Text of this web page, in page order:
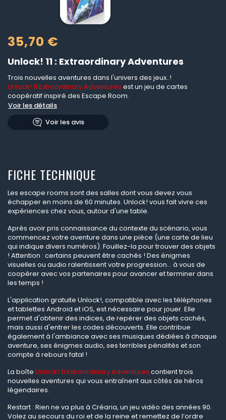
35,70 €
Unlock! 11 : Extraordinary Adventures
Trois nouvelles aventures dans l'univers des jeux..!
Unlock! 11 Extraordinary Adventures est un jeu de cartes
coopératif inspiré des Escape Room.
Voir les détails
Voir les avis
FICHE TECHNIQUE
Les escape rooms sont des salles dont vous devez vous
échapper en moins de 60 minutes. Unlock! vous fait vivre ces
expériences chez vous, autour d'une table.
Après avoir pris connaissance du contexte du scénario, vous
commencez votre aventure dans une pièce (une carte de lieu
qui indique divers numéros). Fouillez-la pour trouver des objets
! Attention : certains peuvent être cachés ! Des énigmes
visuelles ou audio ralentissent votre progression... à vous de
coopérer avec vos partenaires pour avancer et terminer dans
les temps !
L'application gratuite Unlock!, compatible avec les téléphones
et tablettes Android et iOS, est nécessaire pour jouer. Elle
permet d'obtenir des indices, de repérer des objets cachés,
mais aussi d'entrer les codes découverts. Elle contribue
également à l'ambiance avec ses musiques dédiées à chaque
aventure, ses énigmes audio, ses terribles pénalités et son
compte à rebours fatal !
La boîte Unlock! 11 Extraordinary Adventures contient trois
nouvelles aventures qui vous entraînent aux côtés de héros
légendaires.
Restart : Rien ne va plus à Créaria, un jeu vidéo des années 90.
Volez au secours du roi et de la reine et remettez de l’ordre